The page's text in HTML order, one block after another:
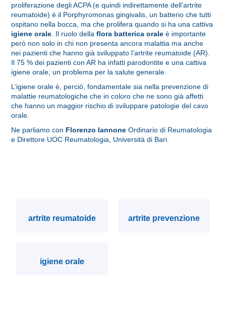
proliferazione degli ACPA (e quindi indirettamente dell’artrite
reumatoide) è il Porphyromonas gingivalis, un batterio che tutti
ospitano nella bocca, ma che prolifera quando si ha una cattiva
igiene orale . Il ruolo dellaflora batterica orale è importante
però non solo in chi non presenta ancora malattia ma anche
nei pazienti che hanno già sviluppato l’artrite reumatoide (AR).
Il 75 % dei pazienti con AR ha infatti parodontite e una cattiva
igiene orale, un problema per la salute generale.
L’igiene orale è, perciò, fondamentale sia nella prevenzione di
malattie reumatologiche che in coloro che ne sono già affetti
che hanno un maggior rischio di sviluppare patologie del cavo
orale.
Ne parliamo con Florenzo Iannone Ordinario di Reumatologia
e Direttore UOC Reumatologia, Università di Bari.
artrite reumatoide artrite prevenzione
igiene orale